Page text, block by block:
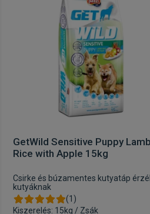
GetWild Sensitive Puppy
Rice with Apple 15kg
Csirke és búzamentes kutyatáp
kutyáknak
(1)
Kiszerelés: 15kg / Zsák